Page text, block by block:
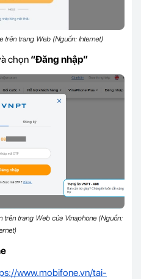
trên trang Web (Nguồn: Internet)
chọn “Đăng nhập”
trên trang Web của Vinaphone (Nguồn:
www.mobifone.vn/tai-